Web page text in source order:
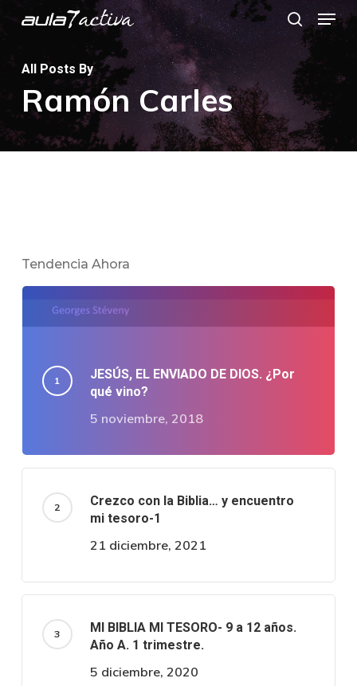
to
main
content
search
Menu
All Posts By
Ramón Carles
Tendencia Ahora
JESÚS, EL ENVIADO DE DIOS. ¿Por
qué vino?
5 noviembre, 2018
Crezco con la Biblia… y encuentro
mi tesoro-1
21 diciembre, 2021
MI BIBLIA MI TESORO- 9 a 12 años.
Año A. 1 trimestre.
5 diciembre, 2020